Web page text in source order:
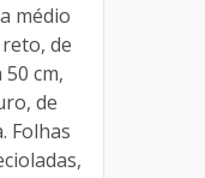
médio
de
cm,
de
Folhas